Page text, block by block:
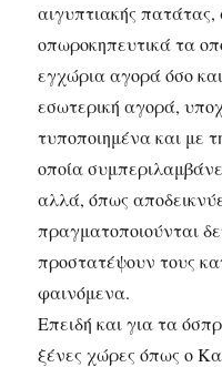
αιγυπτιακής
οπωροκηπευτικά τα
εγχώρια αγορά όσο
εσωτερική αγορά,
τυποποιημένα και με
οποία
αλλά, όπως
πραγματοποιούνται
προστατέψουν τους
φαινόμενα.
Επειδή και για τα
ξένες χώρες όπως ο